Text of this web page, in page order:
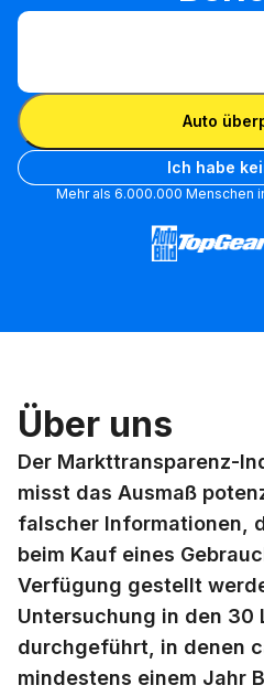
FIN eingeben
FIN eingeben
Auto
Ich habe
Mehr als 6.000.000 Menschen
Über uns
Der Markttransparenz-
misst das Ausmaß
falscher Informationen,
beim Kauf eines
Verfügung gestellt
Untersuchung in den 30
durchgeführt, in denen
mindestens einem Jahr